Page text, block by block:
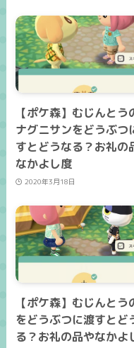
【ポケ森】むじんとう
ナグニサンをどうぶつ
すとどうなる？お礼の
なかよし度
2020年3月18日
【ポケ森】むじんとう
をどうぶつに渡すとど
る？お礼の品やなかよ